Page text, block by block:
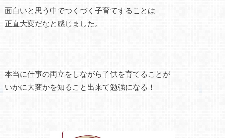
面白いと思う中でつくづく子育てすることは
正直大変だなと感じました。
本当に仕事の両立をしながら子供を育てることが
いかに大変かを知ること出来て勉強になる！